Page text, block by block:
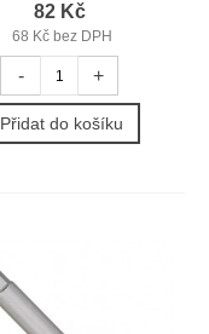
82 Kč
68 Kč bez DPH
- +
Přidat do košíku